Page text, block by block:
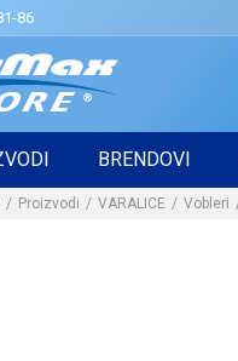
86
BRENDOVI
Proizvodi VARALICE Vobleri